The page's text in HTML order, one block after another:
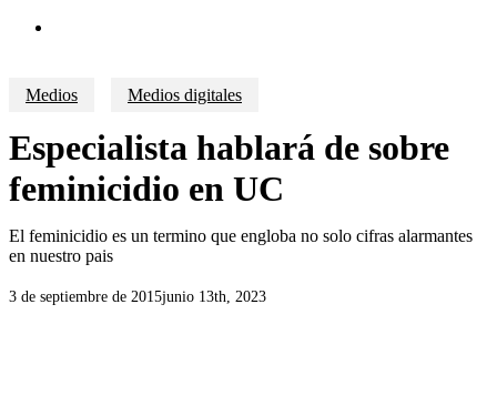
Medios Medios digitales
Especialista hablará de sobre
feminicidio en UC
El feminicidio es un termino que engloba no solo cifras alarmantes
en nuestro pais
3 de septiembre de 2015junio 13th, 2023